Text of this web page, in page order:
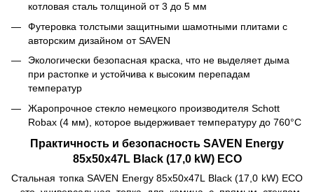
котловая сталь толщиной от 3 до 5 мм
Футеровка толстыми защитными шамотными плитами с
авторским дизайном от SAVEN
Экологически безопасная краска, что не выделяет дыма
при растопке и устойчива к высоким перепадам
температур
Жаропрочное стекло немецкого производителя Schott
Robax (4 мм), которое выдерживает температуру до 760°C
Практичность и безопасность SAVEN Energy
85х50х47L Black (17,0 kW) ECO
Стальная топка SAVEN Energy 85х50х47L Black (17,0 kW) ECO